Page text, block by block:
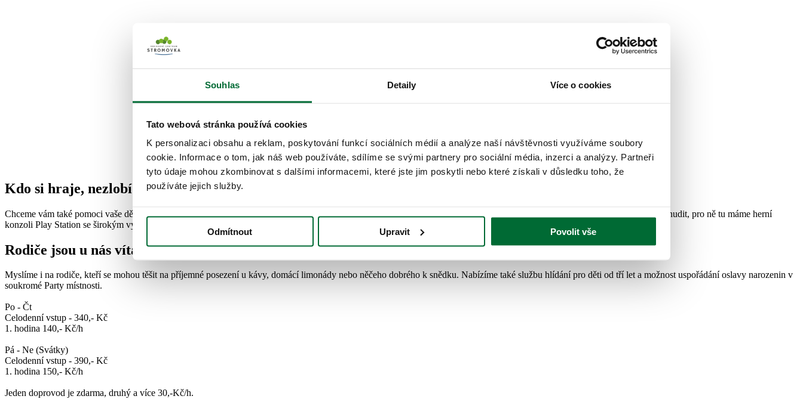
Souhlas Detaily Více o cookies
Tato webová stránka používá cookies
K personalizaci obsahu a reklam, poskytování funkcí sociálních médií a analýze naší návštěvnosti využíváme soubory
cookie. Informace o tom, jak náš web používáte, sdílíme se svými partnery pro sociální média, inzerci a analýzy. Partneři
tyto údaje mohou zkombinovat s dalšími informacemi, které jste jim poskytli nebo které získali v důsledku toho, že
používáte jejich služby.
Odmítnout Upravit Povolit vše
Kdo si hraje, nezlobí
Chceme vám také pomoci vaše děti rozvíjet, a proto jsme pro ně připravili i různé edukativní hry a kreativní workshopy, kde mohou sami tvořit. Ani starší děti se u nás nebudou nudit, pro ně tu máme herní
konzoli Play Station se širokým výběrem videoher.
Rodiče jsou u nás vítáni
Myslíme i na rodiče, kteří se mohou těšit na příjemné posezení u kávy, domácí limonády nebo něčeho dobrého k snědku. Nabízíme také službu hlídání pro děti od tří let a možnost uspořádání oslavy narozenin v
soukromé Party místnosti.
Po - Čt
Celodenní vstup - 340,- Kč
1. hodina 140,- Kč/h
Pá - Ne (Svátky)
Celodenní vstup - 390,- Kč
1. hodina 150,- Kč/h
Jeden doprovod je zdarma, druhý a více 30,-Kč/h.